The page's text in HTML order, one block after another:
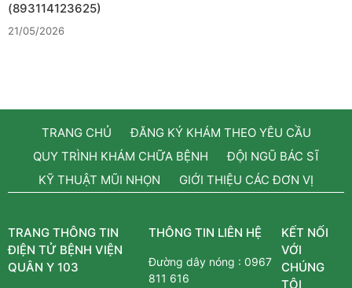
(893114123625)
21/05/2026
TRANG CHỦ
ĐĂNG KÝ KHÁM THEO YÊU CẦU
QUY TRÌNH KHÁM CHỮA BỆNH
ĐỘI NGŨ BÁC SĨ
KỸ THUẬT MŨI NHỌN
GIỚI THIỆU CÁC ĐƠN VỊ
TRANG THÔNG TIN
ĐIỆN TỬ BỆNH VIỆN
QUÂN Y 103
THÔNG TIN LIÊN HỆ
Đường dây nóng :0967
811 616
KẾT NỐI
VỚI
CHÚNG
TÔI